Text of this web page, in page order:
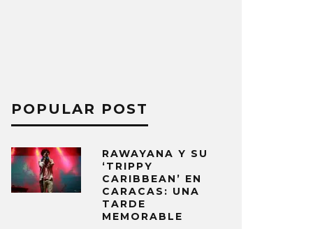
POPULAR POST
RAWAYANA Y SU
‘TRIPPY
CARIBBEAN’ EN
CARACAS: UNA
TARDE
MEMORABLE